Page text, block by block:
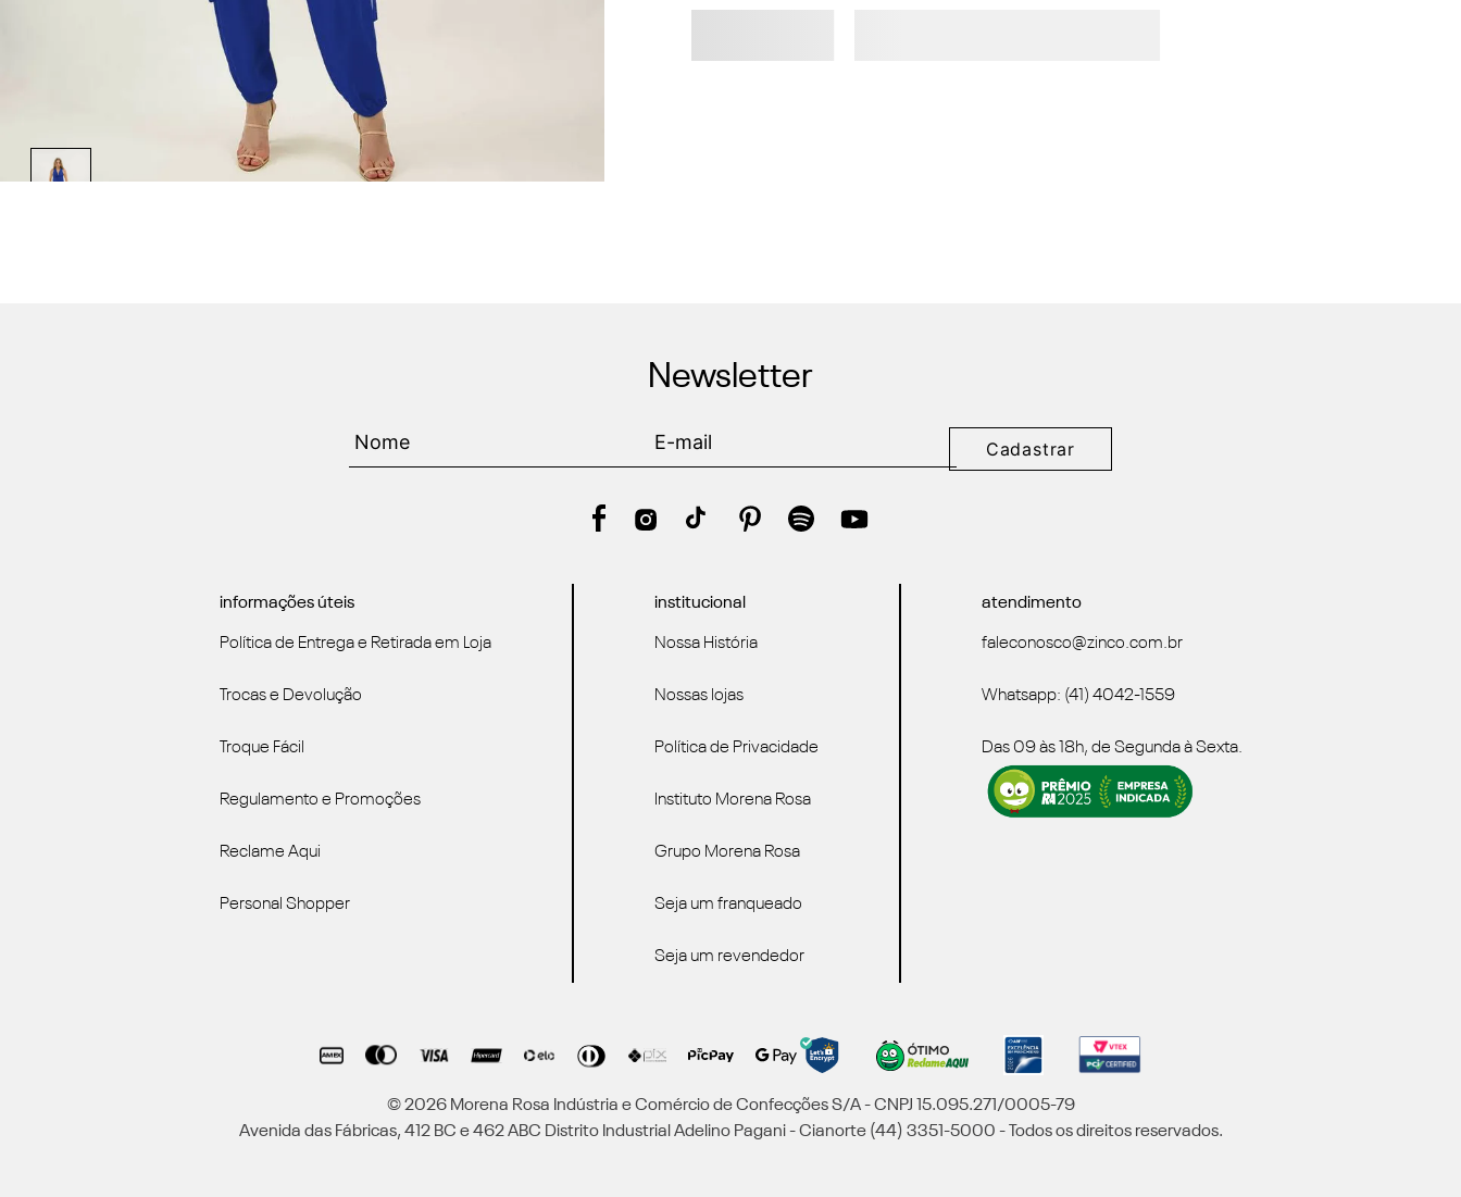
Newsletter
Cadastrar
informações úteis
Política de Entrega e Retirada em Loja
Trocas e Devolução
Troque Fácil
Regulamento e Promoções
Reclame Aqui
Personal Shopper
institucional
Nossa História
Nossas lojas
Política de Privacidade
Instituto Morena Rosa
Grupo Morena Rosa
Seja um franqueado
Seja um revendedor
atendimento
faleconosco@zinco.com.br
Whatsapp: (41) 4042-1559
Das 09 às 18h, de Segunda à Sexta.
© 2026 Morena Rosa Indústria e Comércio de Confecções S/A - CNPJ 15.095.271/0005-79
Avenida das Fábricas, 412 BC e 462 ABC Distrito Industrial Adelino Pagani - Cianorte (44) 3351-5000 - Todos os direitos reservados.